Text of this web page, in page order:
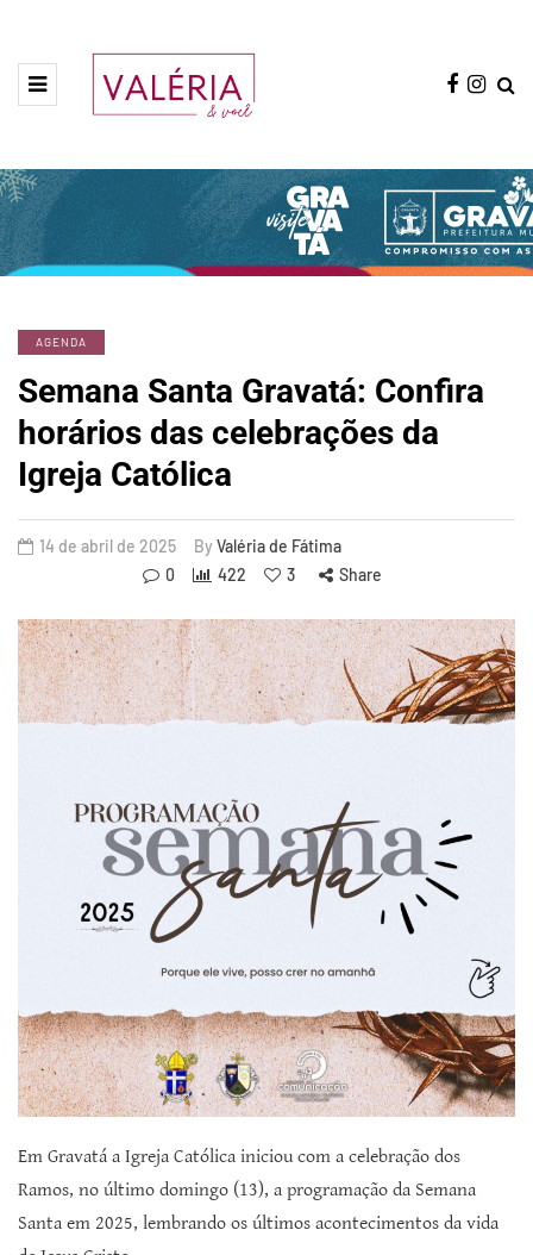
AGENDA
Semana Santa Gravatá: Confira
horários das celebrações da
Igreja Católica
14 de abril de 2025 By Valéria de Fátima
0
422 3 Share
Em Gravatá a Igreja Católica iniciou com a celebração dos
Ramos, no último domingo (13), a programação da Semana
Santa em 2025, lembrando os últimos acontecimentos da vida